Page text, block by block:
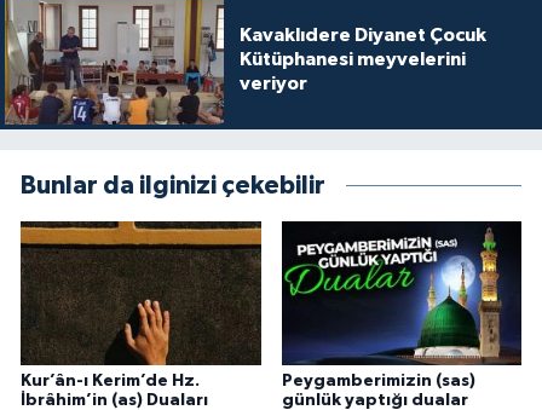
Kavaklıdere Diyanet Çocuk
Kütüphanesi meyvelerini
veriyor
Bunlar da ilginizi çekebilir
Kur’ân-ı Kerim’de Hz.
İbrâhim’in (as) Duaları
Peygamberimizin (sas)
günlük yaptığı dualar